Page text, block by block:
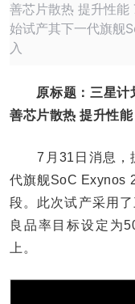
善芯片散热 提升性能
始试产其下一代旗舰
入
原标题：三星计
善芯片散热 提升性能
7月31日消息，据
代旗舰SoC Exynos
段。此次试产采用
良品率目标设定为
上。